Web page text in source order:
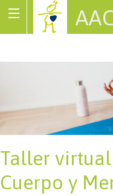
Taller
Cuerpo y